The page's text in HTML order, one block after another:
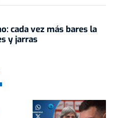
cada vez más bares la
y jarras